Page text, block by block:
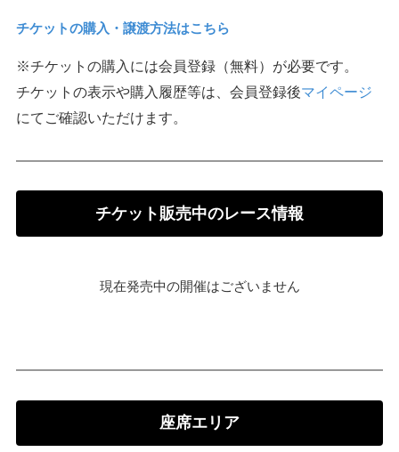
チケットの購入・譲渡方法はこちら
※チケットの購入には会員登録（無料）が必要です。
チケットの表示や購入履歴等は、会員登録後マイページ
にてご確認いただけます。
チケット販売中のレース情報
現在発売中の開催はございません
座席エリア